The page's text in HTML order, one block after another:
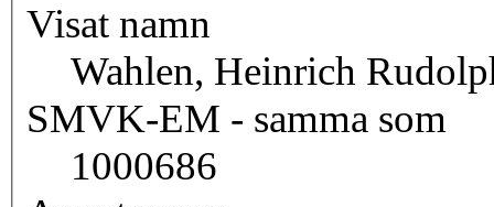
Visat namn
Wahlen, Heinrich
SMVK-EM - samma som
1000686